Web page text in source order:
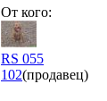
От кого:
RS 055
102(продавец)